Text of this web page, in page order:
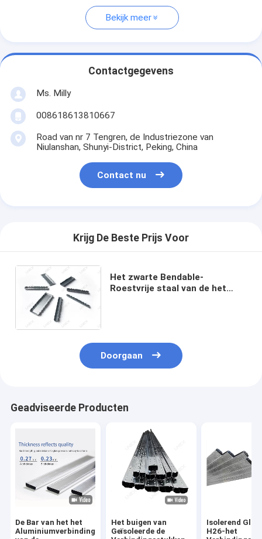
Bekijk meer
Contactgegevens
Ms. Milly
008618613810667
Road van nr 7 Tengren, de Industriezone van
Niulanshan, Shunyi-District, Peking, China
Contact nu
Krijg De Beste Prijs Voor
Het zwarte Bendable-
Roestvrije staal van de het
Doorgaan
Geadviseerde Producten
De Bar van het het
Aluminiumverbindingsstuk
Het buigen van
Geïsoleerde de
Isolerend Glas
H26-het